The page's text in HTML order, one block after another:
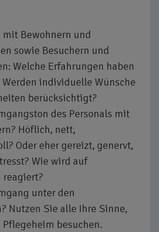
mit Bewohnern und
sowie Besuchern und
Welche Erfahrungen haben
individuelle Wünsche
berücksichtigt?
des Personals mit
Höflich, nett,
Oder eher gereizt, genervt,
Wie wird auf
reagiert?
unter den
Nutzen Sie alle Ihre Sinne,
besuchen.